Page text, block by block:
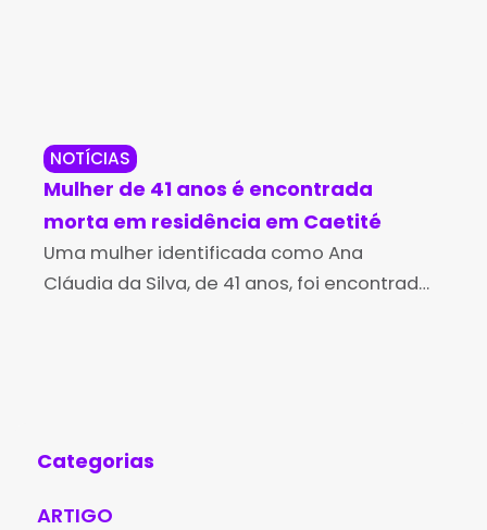
NOTÍCIAS
Mulher de 41 anos é encontrada
morta em residência em Caetité
Uma mulher identificada como Ana
Cláudia da Silva, de 41 anos, foi encontrada
Categorias
ARTIGO